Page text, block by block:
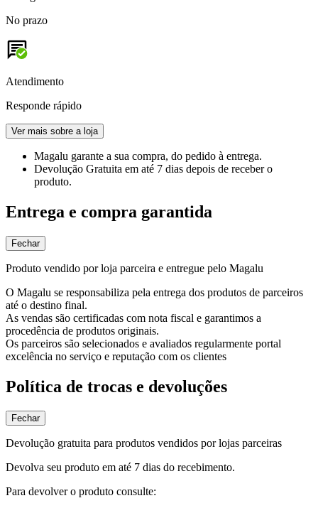
No prazo
Atendimento
Responde rápido
Ver mais sobre a loja
Magalu garante a sua compra, do pedido à entrega.
Devolução Gratuita em até 7 dias depois de receber o
produto.
Entrega e compra garantida
Fechar
Produto vendido por loja parceira e entregue pelo Magalu
O Magalu se responsabiliza pela entrega dos produtos de parceiros
até o destino final.
As vendas são certificadas com nota fiscal e garantimos a
procedência de produtos originais.
Os parceiros são selecionados e avaliados regularmente portal
excelência no serviço e reputação com os clientes
Política de trocas e devoluções
Fechar
Devolução gratuita para produtos vendidos por lojas parceiras
Devolva seu produto em até 7 dias do recebimento.
Para devolver o produto consulte: